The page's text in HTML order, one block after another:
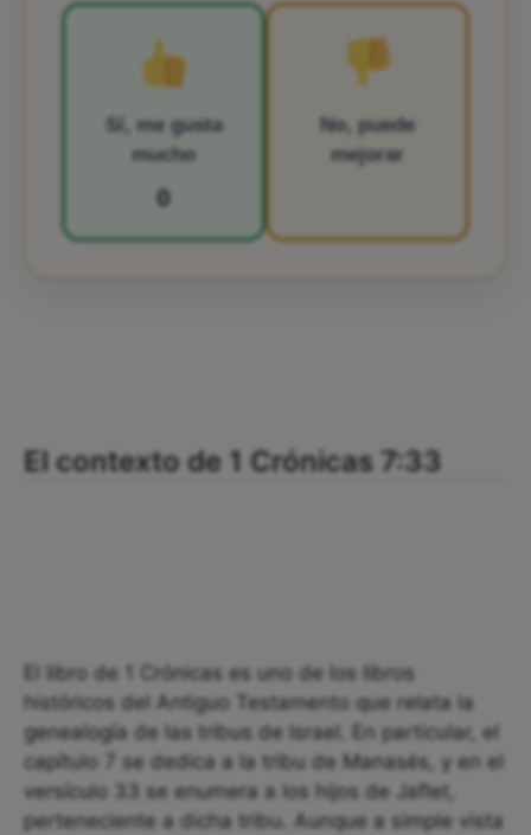
Sí, me gusta
mucho
0
No, puede
mejorar
El contexto de 1 Crónicas 7:33
El libro de 1 Crónicas es uno de los libros
históricos del Antiguo Testamento que relata la
genealogía de las tribus de Israel. En particular, el
capítulo 7 se dedica a la tribu de Manasés, y en el
versículo 33 se enumera a los hijos de Jaflet,
perteneciente a dicha tribu. Aunque a simple vista